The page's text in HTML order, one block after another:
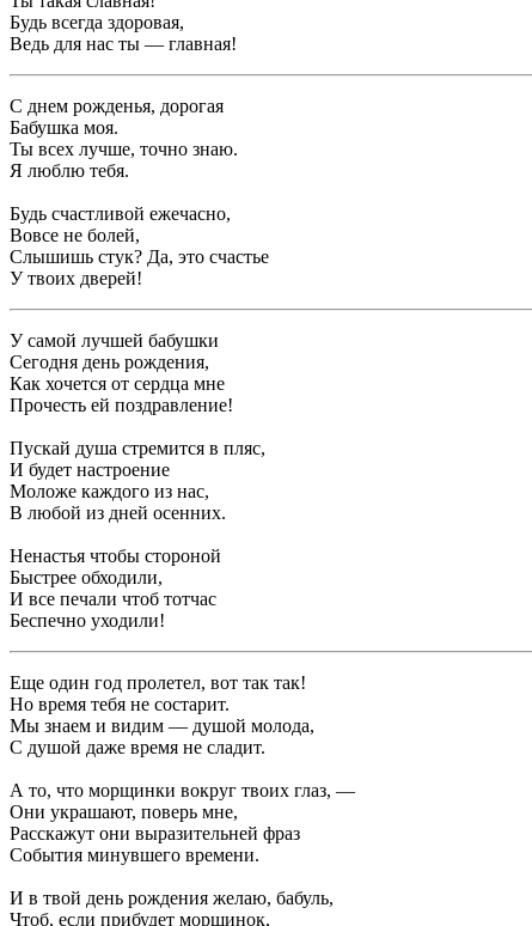
Будь всегда здоровая,
Ведь для нас ты — главная!
С днем рожденья, дорогая
Бабушка моя.
Ты всех лучше, точно знаю.
Я люблю тебя.
Будь счастливой ежечасно,
Вовсе не болей,
Слышишь стук? Да, это счастье
У твоих дверей!
У самой лучшей бабушки
Сегодня день рождения,
Как хочется от сердца мне
Прочесть ей поздравление!
Пускай душа стремится в пляс,
И будет настроение
Моложе каждого из нас,
В любой из дней осенних.
Ненастья чтобы стороной
Быстрее обходили,
И все печали чтоб тотчас
Беспечно уходили!
Еще один год пролетел, вот так так!
Но время тебя не состарит.
Мы знаем и видим — душой молода,
С душой даже время не сладит.
А то, что морщинки вокруг твоих глаз, —
Они украшают, поверь мне,
Расскажут они выразительней фраз
События минувшего времени.
И в твой день рождения желаю, бабуль,
Чтоб, если прибудет морщинок,